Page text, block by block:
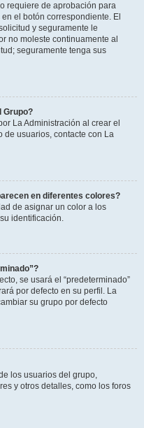
requiere de aprobación para
el botón correspondiente. El
y seguramente le
no moleste continuamente al
seguramente tenga sus
Grupo?
La Administración al crear el
de usuarios, contacte con La
en diferentes colores?
de asignar un color a los
identificación.
se usará el “predeterminado”
por defecto en su perfil. La
su grupo por defecto
los usuarios del grupo,
y otros detalles, como los foros